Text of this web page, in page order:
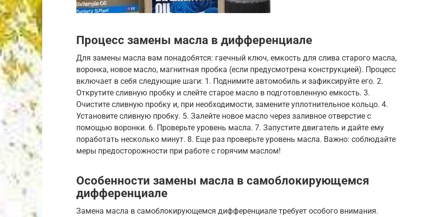
Процесс замены масла в дифференциале
Для замены масла вам понадобятся: гаечный ключ, емкость для слива старого масла,
воронка, новое масло, магнитная пробка (если предусмотрена конструкцией). Процесс
включает в себя следующие шаги: 1. Поднимите автомобиль и зафиксируйте его. 2.
Открутите сливную пробку и слейте старое масло в подготовленную емкость. 3.
Очистите сливную пробку и, при необходимости, замените уплотнительное кольцо. 4.
Установите сливную пробку. 5. Залейте новое масло через заливное отверстие с
помощью воронки. 6. Проверьте уровень масла. 7. Запустите двигатель и дайте ему
поработать несколько минут. 8. Еще раз проверьте уровень масла. Важно: соблюдайте
меры предосторожности при работе с горячим маслом!
Особенности замены масла в самоблокирующемся
дифференциале
Замена масла в самоблокирующемся дифференциале требует особого внимания.